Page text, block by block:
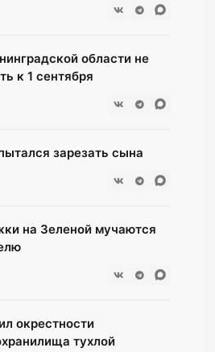
области не
к 1 сентября
зарезать сына
на Зеленой мучаются
окрестности
тухлой